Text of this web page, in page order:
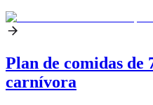
Plan de comidas de
carnívora